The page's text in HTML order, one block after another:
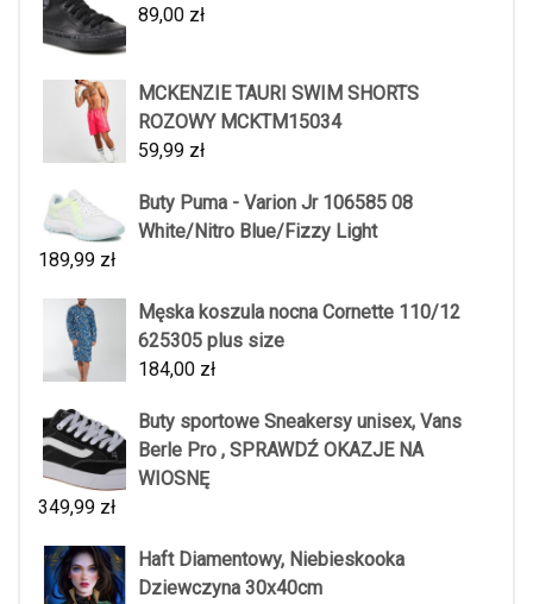
89,00 zł
MCKENZIE TAURI SWIM SHORTS
ROZOWY MCKTM15034
59,99 zł
Buty Puma - Varion Jr 106585 08
White/Nitro Blue/Fizzy Light
189,99 zł
Męska koszula nocna Cornette 110/12
625305 plus size
184,00 zł
Buty sportowe Sneakersy unisex, Vans
Berle Pro , SPRAWDŹ OKAZJE NA
WIOSNĘ
349,99 zł
Haft Diamentowy, Niebieskooka
Dziewczyna 30x40cm